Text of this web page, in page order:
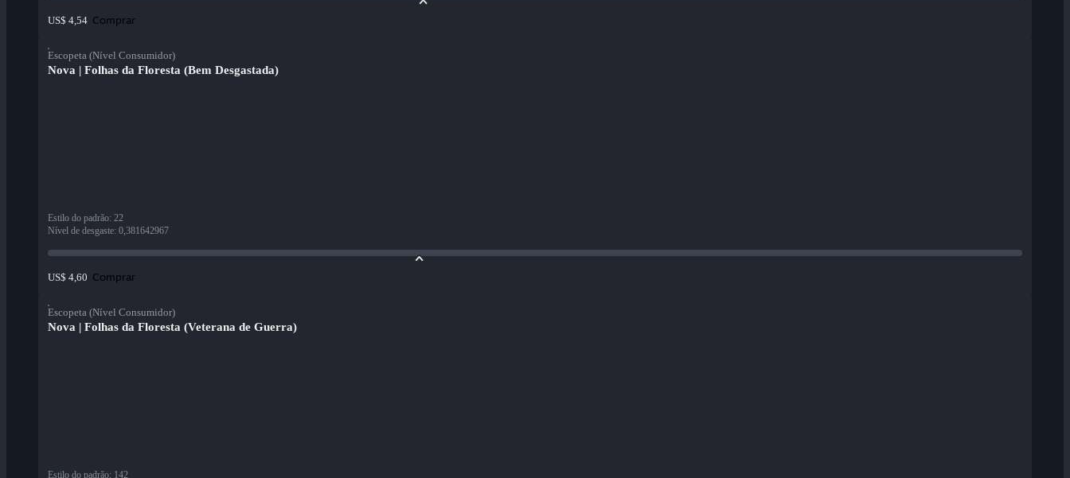
US$ 4,54 Comprar
Escopeta (Nível Consumidor)
Nova | Folhas da Floresta (Bem Desgastada)
Estilo do padrão: 22
Nível de desgaste: 0,381642967
US$ 4,60 Comprar
Escopeta (Nível Consumidor)
Nova | Folhas da Floresta (Veterana de Guerra)
Estilo do padrão: 142